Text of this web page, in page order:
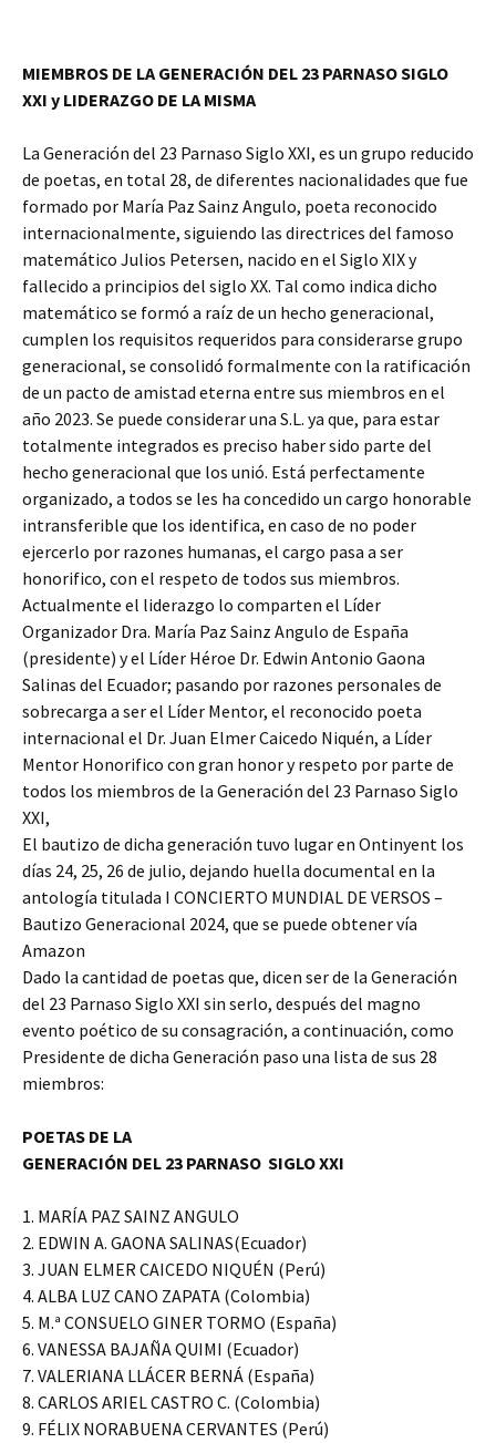
MIEMBROS DE LA GENERACIÓN DEL 23 PARNASO SIGLO
XXI y LIDERAZGO DE LA MISMA
La Generación del 23 Parnaso Siglo XXI, es un grupo reducido
de poetas, en total 28, de diferentes nacionalidades que fue
formado por María Paz Sainz Angulo, poeta reconocido
internacionalmente, siguiendo las directrices del famoso
matemático Julios Petersen, nacido en el Siglo XIX y
fallecido a principios del siglo XX. Tal como indica dicho
matemático se formó a raíz de un hecho generacional,
cumplen los requisitos requeridos para considerarse grupo
generacional, se consolidó formalmente con la ratificación
de un pacto de amistad eterna entre sus miembros en el
año 2023. Se puede considerar una S.L. ya que, para estar
totalmente integrados es preciso haber sido parte del
hecho generacional que los unió. Está perfectamente
organizado, a todos se les ha concedido un cargo honorable
intransferible que los identifica, en caso de no poder
ejercerlo por razones humanas, el cargo pasa a ser
honorifico, con el respeto de todos sus miembros.
Actualmente el liderazgo lo comparten el Líder
Organizador Dra. María Paz Sainz Angulo de España
(presidente) y el Líder Héroe Dr. Edwin Antonio Gaona
Salinas del Ecuador; pasando por razones personales de
sobrecarga a ser el Líder Mentor, el reconocido poeta
internacional el Dr. Juan Elmer Caicedo Niquén, a Líder
Mentor Honorifico con gran honor y respeto por parte de
todos los miembros de la Generación del 23 Parnaso Siglo
XXI,
El bautizo de dicha generación tuvo lugar en Ontinyent los
días 24, 25, 26 de julio, dejando huella documental en la
antología titulada I CONCIERTO MUNDIAL DE VERSOS –
Bautizo Generacional 2024, que se puede obtener vía
Amazon
Dado la cantidad de poetas que, dicen ser de la Generación
del 23 Parnaso Siglo XXI sin serlo, después del magno
evento poético de su consagración, a continuación, como
Presidente de dicha Generación paso una lista de sus 28
miembros:
POETAS DE LA
GENERACIÓN DEL 23 PARNASO SIGLO XXI
1. MARÍA PAZ SAINZ ANGULO
2. EDWIN A. GAONA SALINAS(Ecuador)
3. JUAN ELMER CAICEDO NIQUÉN (Perú)
4. ALBA LUZ CANO ZAPATA (Colombia)
5. M.ª CONSUELO GINER TORMO (España)
6. VANESSA BAJAÑA QUIMI (Ecuador)
7. VALERIANA LLÁCER BERNÁ (España)
8. CARLOS ARIEL CASTRO C. (Colombia)
9. FÉLIX NORABUENA CERVANTES (Perú)